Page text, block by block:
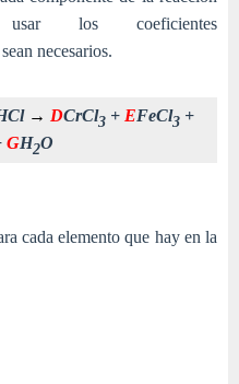
los coeficientes
necesarios.
→ DCrCl3+ EFeCl3+
GH2O
cada elemento que hay en la